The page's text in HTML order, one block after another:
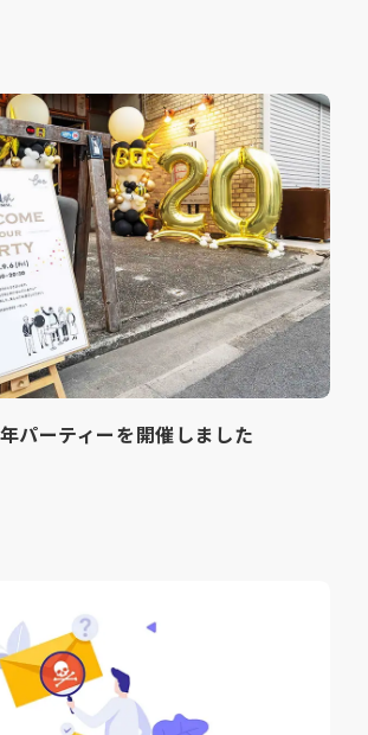
パーティーを開催しました